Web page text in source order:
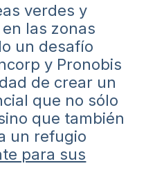
verdes y
las zonas
un desafío
y Pronobis
de crear un
que no sólo
que también
un refugio
para sus